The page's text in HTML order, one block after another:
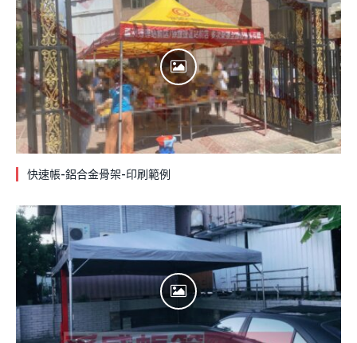
快速帳-鋁合金骨架-印刷範例